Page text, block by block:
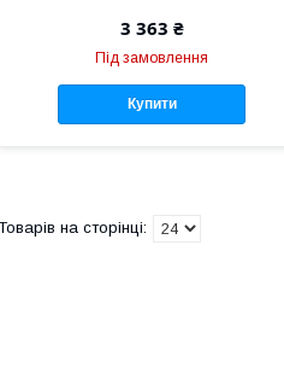
3 363 ₴
Під замовлення
Купити